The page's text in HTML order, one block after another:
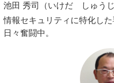
池田 秀司（いけだ しゅうじ
情報セキュリティに特化した
日々奮闘中。